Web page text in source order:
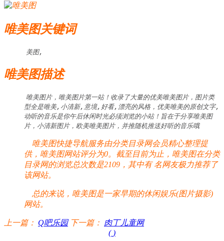
唯美图关键词
美图,
唯美图描述
唯美图片，唯美图片第一站！收录了大量的优美唯美图片，图片类
型全是唯美,小清新,意境,好看,漂亮的风格，优美唯美的原创文字,
动听的音乐是你午后休闲时光必须浏览的小站！旨在于分享唯美图
片，小清新图片，欧美唯美图片，并推随机推送好听的音乐哦
唯美图快捷导航服务由分类目录网会员精心整理提
供，唯美图网站评分为0。截至目前为止，唯美图在分类
目录网的浏览总次数是2109，其中有名网友极力推荐了
该网站。
总的来说，唯美图是一家早期的休闲娱乐(图片摄影)
网站。
上一篇： Q吧乐园 下一篇： 肉丁儿童网
( )